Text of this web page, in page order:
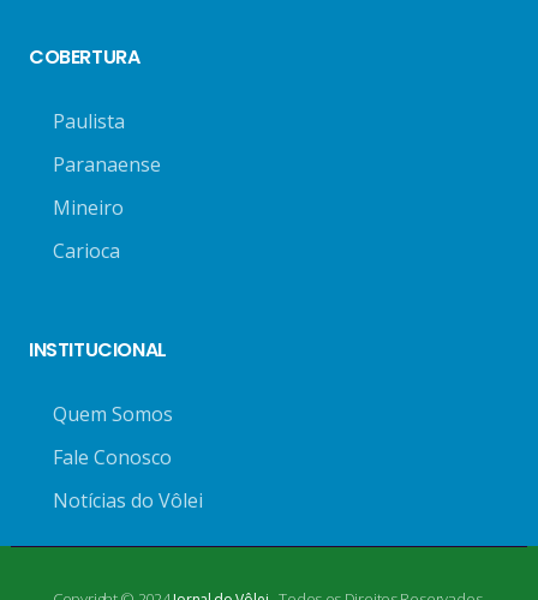
COBERTURA
Paulista
Paranaense
Mineiro
Carioca
INSTITUCIONAL
Quem Somos
Fale Conosco
Notícias do Vôlei